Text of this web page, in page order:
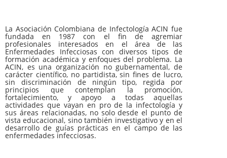
La Asociación Colombiana de Infectología ACIN fue
fundada en 1987 con el fin de agremiar
profesionales interesados en el área de las
Enfermedades Infecciosas con diversos tipos de
formación académica y enfoques del problema. La
ACIN, es una organización no gubernamental, de
carácter científico, no partidista, sin fines de lucro,
sin discriminación de ningún tipo, regida por
principios que contemplan la promoción,
fortalecimiento, y apoyo a todas aquellas
actividades que vayan en pro de la infectología y
sus áreas relacionadas, no solo desde el punto de
vista educacional, sino también investigativo y en el
desarrollo de guías prácticas en el campo de las
enfermedades infecciosas.